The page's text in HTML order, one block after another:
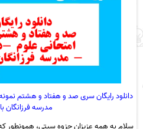
مدرسه فرزانگان
سلام به همه عزیزان جزوه سیتی، همونطور